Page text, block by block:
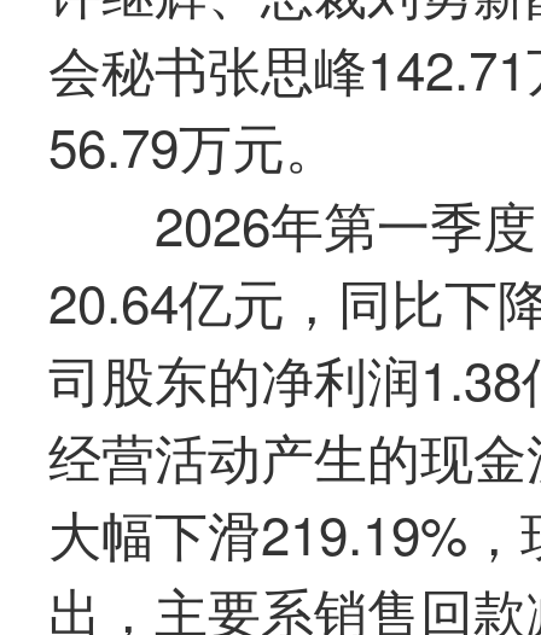
会秘书张思峰
56.79万元。
2026年第一季
20.64亿元，同比下
司股东的净利润
经营活动产生的现
大幅下滑219.19%
出，主要系销售回